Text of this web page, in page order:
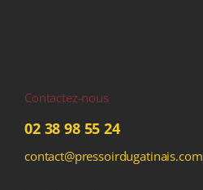
Contactez-nous
02 38 98 55 24
contact@pressoirdugatinais.com